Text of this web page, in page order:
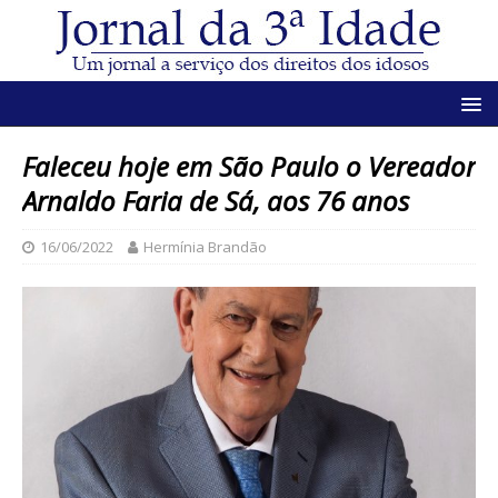
Faleceu hoje em São Paulo o Vereador
Arnaldo Faria de Sá, aos 76 anos
16/06/2022 Hermínia Brandão